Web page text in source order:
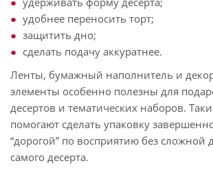
удобнее переносить торт;
защитить дно;
сделать подачу аккуратнее.
Ленты, бумажный наполнитель и
элементы особенно полезны для
десертов и тематических наборов.
помогают сделать упаковку
“дорогой” по восприятию без сложной
самого десерта.